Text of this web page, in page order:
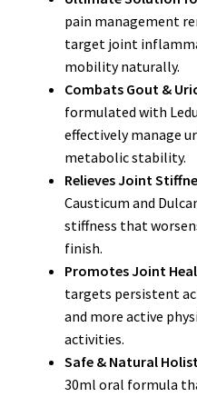
pain management
target joint
mobility naturally.
Combats Gout &
formulated with
effectively manage
metabolic stability.
Relieves Joint
Causticum and
stiffness that
finish.
Promotes Joint
targets persistent
and more active
activities.
Safe & Natural
30ml oral formula